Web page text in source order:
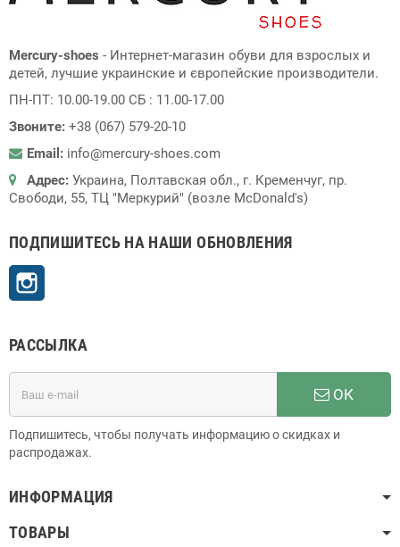
Mercury-shoes - Интернет-магазин обуви для взрослых и
детей, лучшие украинские и європейские производители.
ПН-ПТ: 10.00-19.00 СБ : 11.00-17.00
Звоните: +38 (067) 579-20-10
Email: info@mercury-shoes.com
Адрес: Украина, Полтавская обл., г. Кременчуг, пр.
Свободи, 55, ТЦ "Меркурий" (возле McDonald's)
ПОДПИШИТЕСЬ НА НАШИ ОБНОВЛЕНИЯ
РАССЫЛКА
ОК
Подпишитесь, чтобы получать информацию о скидках и
распродажах.
ИНФОРМАЦИЯ
ТОВАРЫ